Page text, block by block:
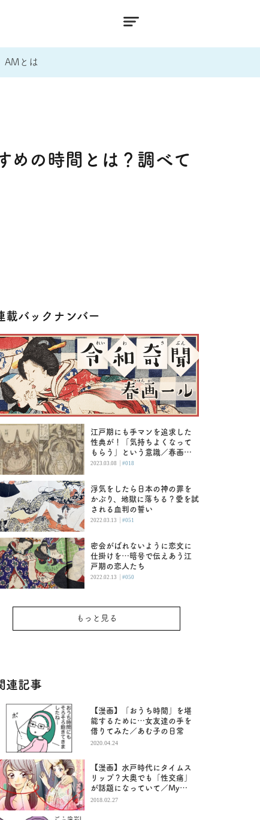
AMとは
めの時間とは？調べて
載バックナンバー
江戸期にも手マンを追求した
性典が！「気持ちよくなって
もらう」という意識／春画―
ル
2023.03.08 | #018
浮気をしたら日本の神の罪を
かぶり、地獄に落ちる？愛を試
される血判の誓い
2022.03.13 | #051
密会がばれないように恋文に
仕掛けを…暗号で伝えあう江
戸期の恋人たち
2022.02.13 | #050
もっと見る
連記事
【漫画】「おうち時間」を堪
能するために…女友達の手を
借りてみた／あむ子の日常
2020.04.24
【漫画】水戸時代にタイムス
リップ？大奥でも「性交痛」
が話題になっていて／My
roots（２）
2018.02.27